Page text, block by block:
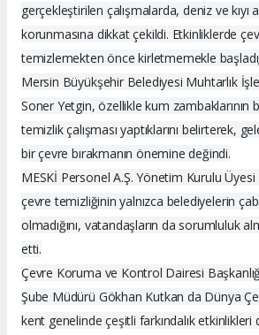
gerçekleştirilen çalışmalarda, deniz ve kıyı
korunmasına dikkat çekildi. Etkinliklerde
temizlemekten önce kirletmemekle
Mersin Büyükşehir Belediyesi Muhtarlık
Soner Yetgin, özellikle kum zambaklarının
temizlik çalışması yaptıklarını belirterek,
bir çevre bırakmanın önemine değindi.
MESKİ Personel A.Ş. Yönetim Kurulu
çevre temizliğinin yalnızca belediyelerin
olmadığını, vatandaşların da sorumluluk
etti.
Çevre Koruma ve Kontrol Dairesi
Şube Müdürü Gökhan Kutkan da Dünya
kent genelinde çeşitli farkındalık etkinlikleri